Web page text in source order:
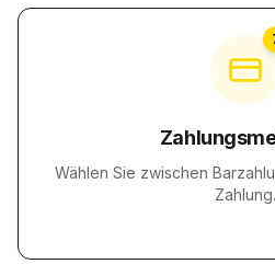
Wählen Sie zwischen
Zahlung.